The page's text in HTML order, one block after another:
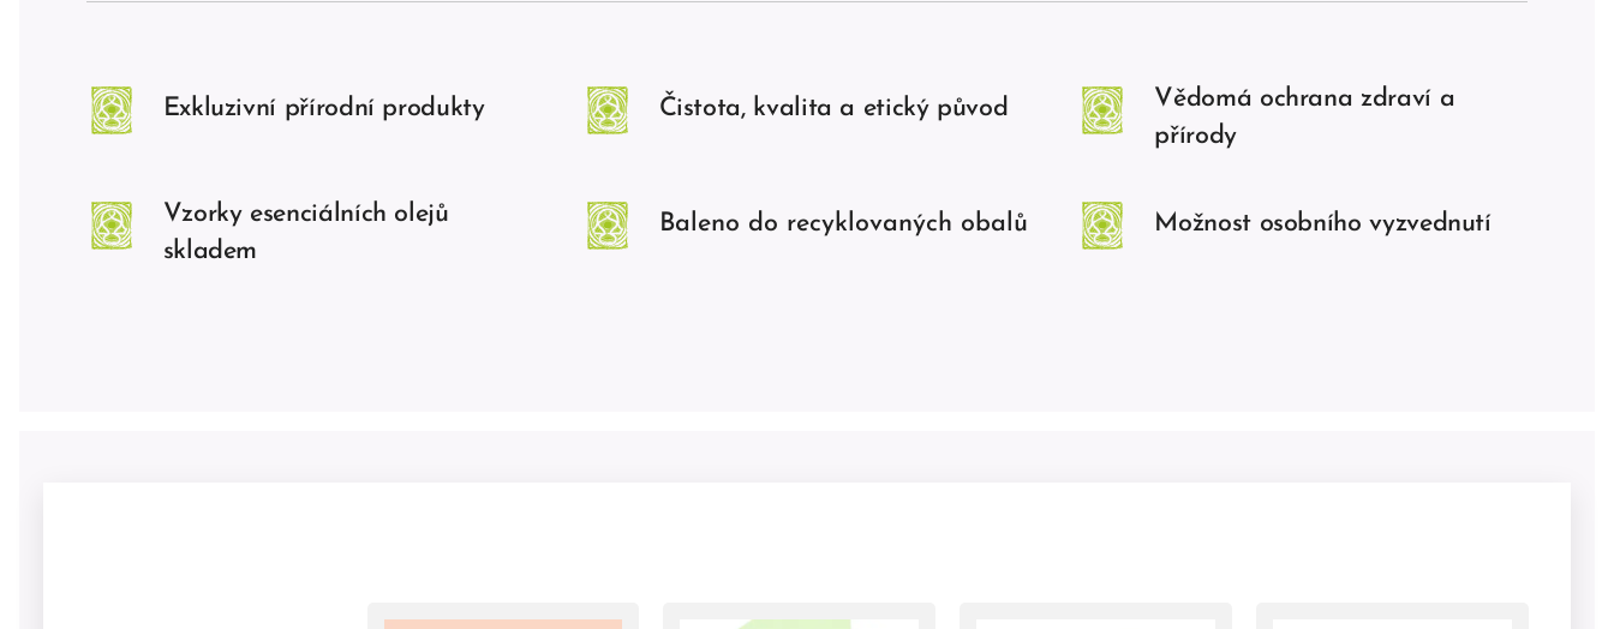
Exkluzivní přírodní produkty Čistota, kvalita a etický původ
Vědomá ochrana zdraví a
přírody
Vzorky esenciálních olejů
skladem
Baleno do recyklovaných obalů Možnost osobního vyzvednutí